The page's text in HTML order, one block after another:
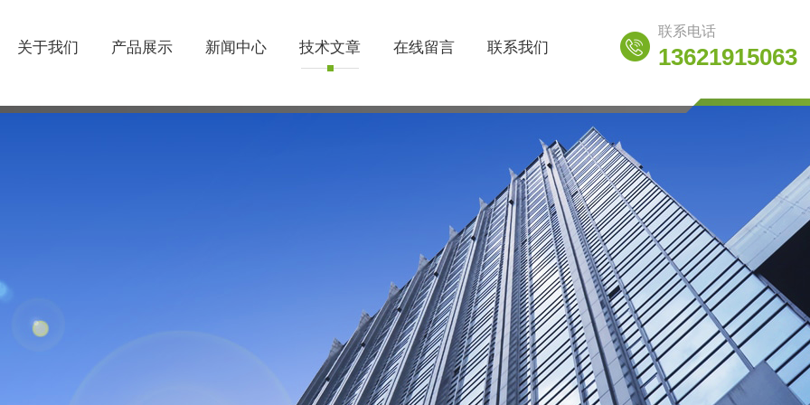
关于我们 产品展示 新闻中心 技术文章 在线留言 联系我们
联系电话
13621915063